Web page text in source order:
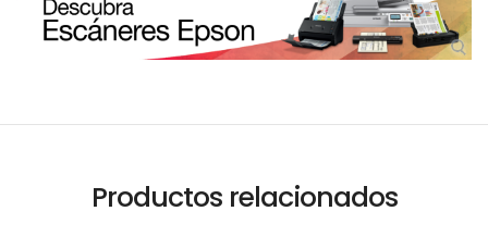
Productos relacionados